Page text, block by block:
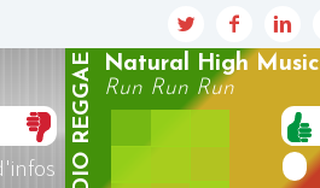
REGGAE
Natural High Music
Run Run Run